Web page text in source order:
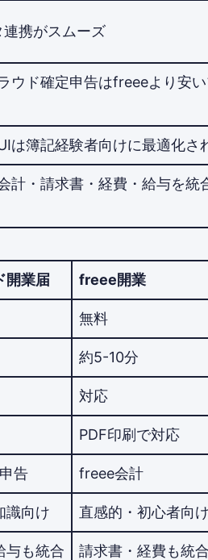
連携がスムーズ
ウド確定申告はfreeeより安
は簿記経験者向けに最適化さ
計・請求書・経費・給与を統
開業届 freee開業
無料
約5-10分
対応
PDF印刷で対応
告 freee会計
識向け 直感的・初心者向
与も統合 請求書・経費も統